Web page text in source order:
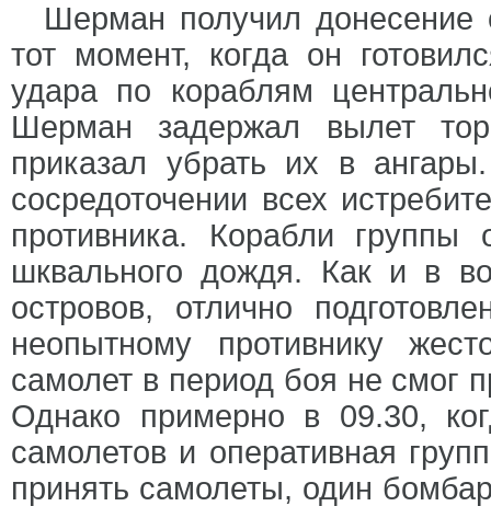
Шерман получил донесение
тот момент, когда он
удара по кораблям
Шерман задержал вылет
приказал убрать их в
сосредоточении всех
противника. Корабли
шквального дождя. Как и в
островов, отлично
неопытному противнику
самолет в период боя не смог
Однако примерно в 09.30,
самолетов и оперативная
принять самолеты, один